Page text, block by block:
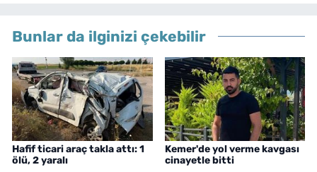
Bunlar da ilginizi çekebilir
Hafif ticari araç takla attı: 1
ölü, 2 yaralı
Kemer'de yol verme kavgası
cinayetle bitti